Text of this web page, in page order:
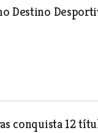
Destino
conquista 12